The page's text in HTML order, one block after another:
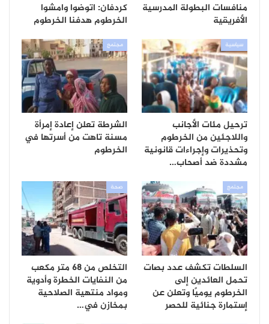
منافسات البطولة المدرسية
الأفريقية
كردفان: اتوضوا وامشوا
الخرطوم هدفنا الخرطوم
سياسية
ترحيل مئات الأجانب
واللاجئين من الخرطوم
وتحذيرات وإجراءات قانونية
مشددة ضد أصحاب…
مجتمع
الشرطة تعلن إعادة إمرأة
مسنة تاهت من أسرتها في
الخرطوم
مجتمع
السلطات تكشف عدد بصات
تحمل العائدين إلى
الخرطوم يوميًا وتعلن عن
إستمارة جنائية للحصر
صحة
التخلص من 68 متر مكعب
من النفايات الخطرة وأدوية
ومواد منتهية الصلاحية
بمخازن في…